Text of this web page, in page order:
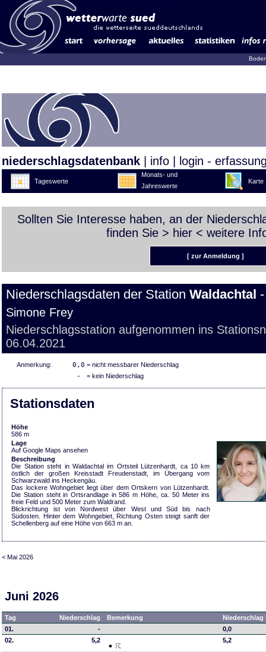
niederschlagsdatenbank info login -
Tageswerte
Monats- und
Jahreswerte
Karte
Sollten Sie Interesse haben, an der
finden Sie > hier < weitere
[ zur Anmeldung ]
Niederschlagsdaten der Station Waldachtal
Simone Frey
Niederschlagsstation aufgenommen ins
06.04.2021
Anmerkung: 0,0 = nicht messbarer Niederschlag
- = kein Niederschlag
Stationsdaten
Höhe
586 m
Lage
Auf Google Maps ansehen
Beschreibung
Die Station steht in Waldachtal im Ortsteil Lützenhardt, ca 10 km
östlich der großen Kreisstadt Freudenstadt, im Übergang vom
Schwarzwald ins Heckengäu.
Das lockere Wohngebiet liegt über dem Ortskern von Lützenhardt.
Die Station steht in Ortsrandlage in 586 m Höhe, ca. 50 Meter ins
freie Feld und 500 Meter zum Waldrand.
Blickrichtung ist von Nordwest über West und Süd bis nach
Südosten. Hinter dem Wohngebiet, Richtung Osten steigt sanft der
Schellenberg auf eine Höhe von 663 m an.
< Mai 2026
Juni 2026
Tag Niederschlag Bemerkung
01.
-
0,0
02.
5,2 5,2